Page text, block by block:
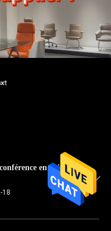
en cuir
18